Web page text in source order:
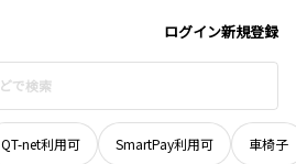
ログイン新規登録
QT-net利用可 SmartPay利用可 車椅子